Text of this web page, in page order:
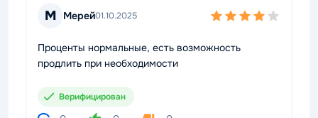
М Мерей01.10.2025
Проценты нормальные, есть возможность
продлить при необходимости
Верифицирован